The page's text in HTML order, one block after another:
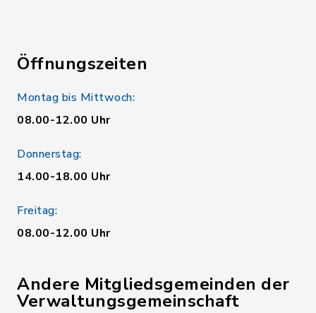
Öffnungszeiten
Montag bis Mittwoch:
08.00-12.00 Uhr
Donnerstag:
14.00-18.00 Uhr
Freitag:
08.00-12.00 Uhr
Andere Mitgliedsgemeinden der
Verwaltungsgemeinschaft